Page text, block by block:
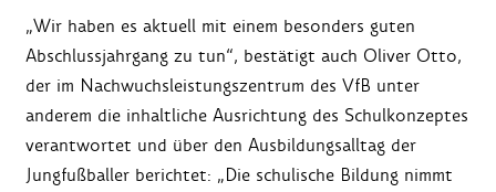
„Wir haben es aktuell mit einem besonders guten
Abschlussjahrgang zu tun“, bestätigt auch Oliver Otto,
der im Nachwuchsleistungszentrum des VfB unter
anderem die inhaltliche Ausrichtung des Schulkonzeptes
verantwortet und über den Ausbildungsalltag der
Jungfußballer berichtet: „Die schulische Bildung nimmt